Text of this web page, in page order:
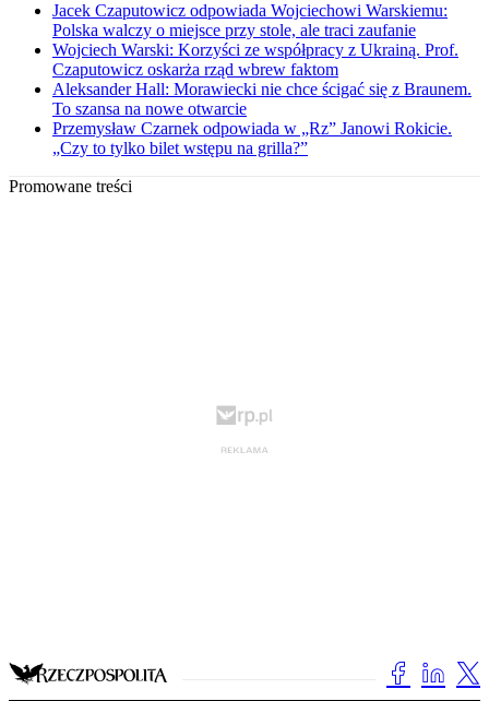
Jacek Czaputowicz odpowiada Wojciechowi Warskiemu:
Polska walczy o miejsce przy stole, ale traci zaufanie
Wojciech Warski: Korzyści ze współpracy z Ukrainą. Prof.
Czaputowicz oskarża rząd wbrew faktom
Aleksander Hall: Morawiecki nie chce ścigać się z Braunem.
To szansa na nowe otwarcie
Przemysław Czarnek odpowiada w „Rz” Janowi Rokicie.
„Czy to tylko bilet wstępu na grilla?”
Promowane treści